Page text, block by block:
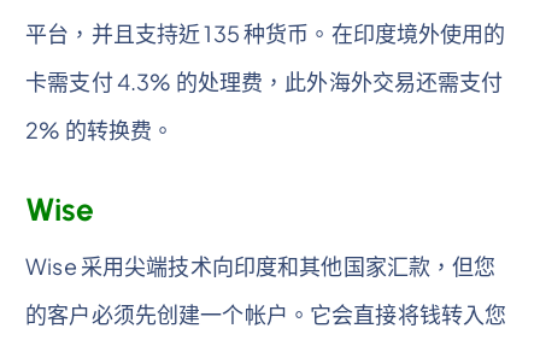
平台，并且支持近 135 种货币。在印度境外使用的
卡需支付 4.3% 的处理费，此外海外交易还需支付
2% 的转换费。
Wise
Wise 采用尖端技术向印度和其他国家汇款，但您
的客户必须先创建一个帐户。它会直接将钱转入您